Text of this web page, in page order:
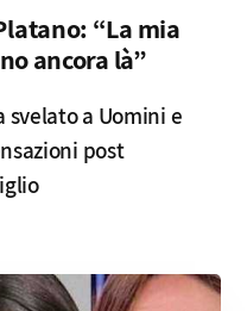
“La mia
ancora là”
svelato a Uomini e
post